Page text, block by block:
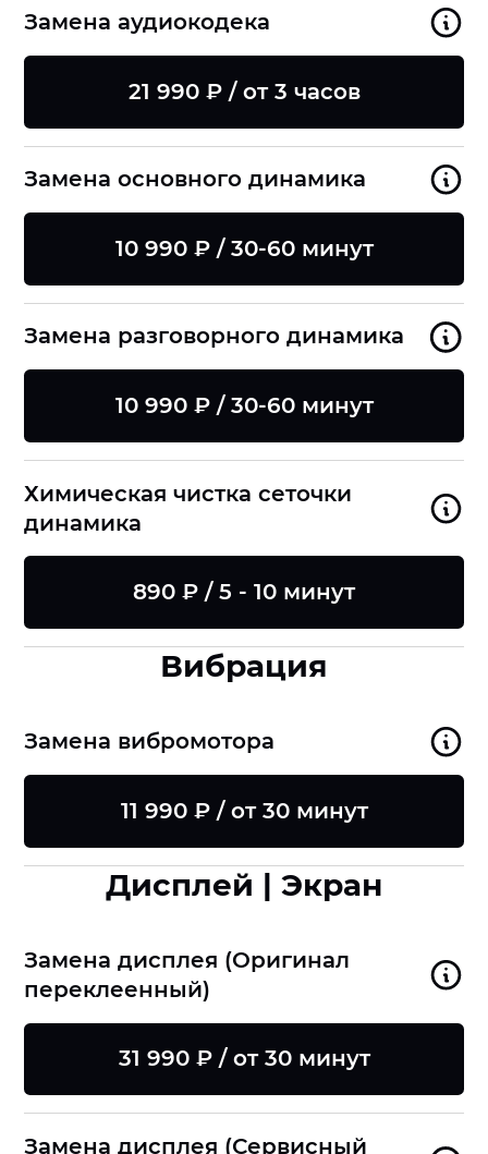
Замена аудиокодека
21 990 ₽ / от 3 часов
Замена основного динамика
10 990 ₽ / 30-60 минут
Замена разговорного динамика
10 990 ₽ / 30-60 минут
Химическая чистка сеточки
динамика
890 ₽ / 5 - 10 минут
Вибрация
Замена вибромотора
11 990 ₽ / от 30 минут
Дисплей | Экран
Замена дисплея (Оригинал
переклеенный)
31 990 ₽ / от 30 минут
Замена дисплея (Сервисный